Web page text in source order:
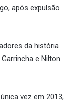
após expulsão
da história
e Nilton
vez em 2013,